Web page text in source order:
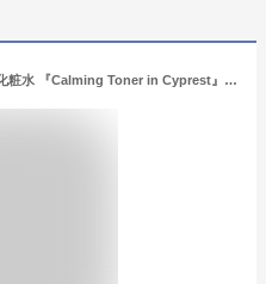
Tage (テイジ) 公式 - トナー／化粧水 『Calming Toner in Cyprest』100mL 韓国コスメ 韓コス しか化粧水 韓国化粧品 テイジ ヴィーガン ボタニカル 敏感肌 乾燥肌 弱酸性 毛穴ケア 角質ケア 顔 肌補修 女性 男性 レディース メンズ 男性用化粧水